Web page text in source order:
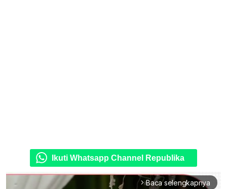
Ikuti Whatsapp Channel Republika
arrow_forward_ios Baca selengkapnya